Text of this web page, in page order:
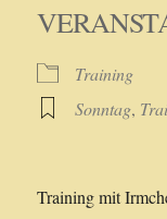
Training
Sonntag,
Training mit